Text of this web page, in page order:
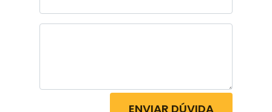
ENVIAR DÚVIDA